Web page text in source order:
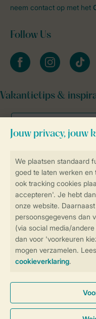
Controle
Veilig en snel
Veilige
Veilige betaling
neem contact op met het
Follow Us
facebookinstagramtiktok
Vakantietips &